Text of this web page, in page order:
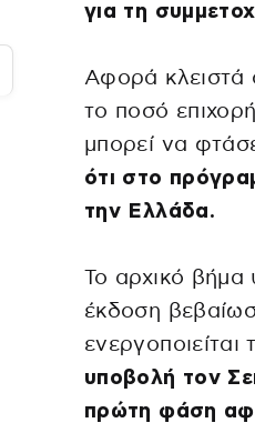
για τη
Αφορά κλειστά
το ποσό
μπορεί να
ότι στο
την Ελλάδα.
Το αρχικό
έκδοση
υποβολή τον
πρώτη φάση